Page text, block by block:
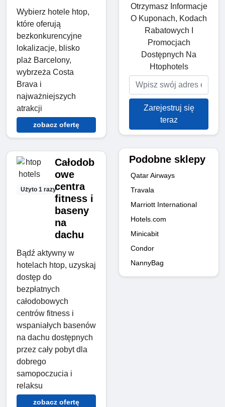
Wybierz hotele htop,
które oferują
bezkonkurencyjne
lokalizacje, blisko
plaż Barcelony,
wybrzeża Costa
Brava i
najważniejszych
atrakcji
zobacz ofertę
Użyto 1 razy
Całodob
owe
centra
fitness i
baseny
na
dachu
Bądź aktywny w
hotelach htop, uzyskaj
dostęp do
bezpłatnych
całodobowych
centrów fitness i
wspaniałych basenów
na dachu dostępnych
przez cały pobyt dla
dobrego
samopoczucia i
relaksu
zobacz ofertę
Otrzymasz Informacje
O Kuponach, Kodach
Rabatowych I
Promocjach
Dostępnych Na
Htophotels
Zarejestruj się
teraz
Podobne sklepy
Qatar Airways
Travala
Marriott International
Hotels.com
Minicabit
Condor
NannyBag